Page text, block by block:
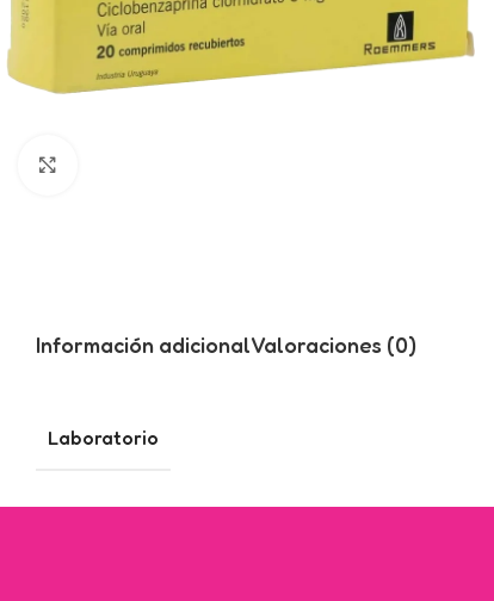
Información adicionalValoraciones (0)
Laboratorio